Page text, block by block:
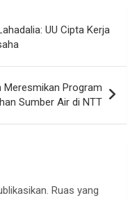
UU Cipta Kerja
Meresmikan Program
Sumber Air di NTT
Ruas yang